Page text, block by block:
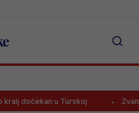
u Turskoj Zvanično: